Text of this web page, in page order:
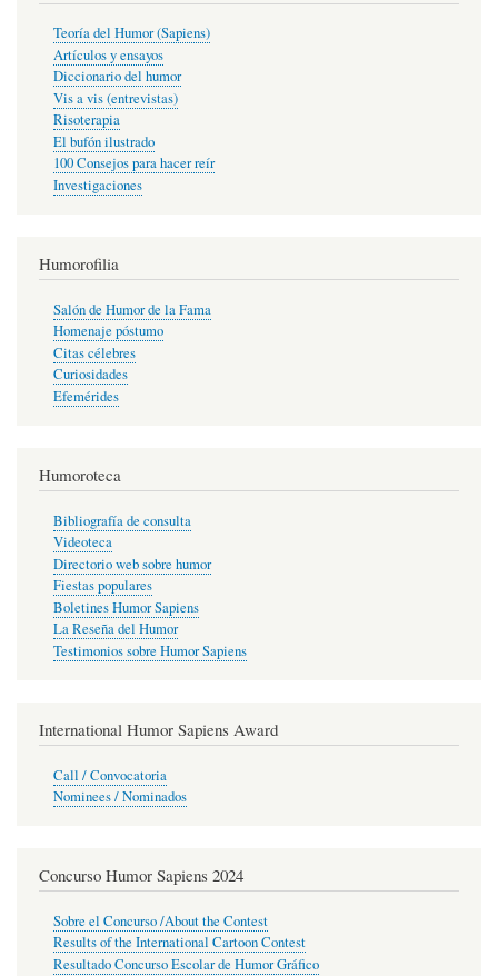
Teoría del Humor (Sapiens)
Artículos y ensayos
Diccionario del humor
Vis a vis (entrevistas)
Risoterapia
El bufón ilustrado
100 Consejos para hacer reír
Investigaciones
Humorofilia
Salón de Humor de la Fama
Homenaje póstumo
Citas célebres
Curiosidades
Efemérides
Humoroteca
Bibliografía de consulta
Videoteca
Directorio web sobre humor
Fiestas populares
Boletines Humor Sapiens
La Reseña del Humor
Testimonios sobre Humor Sapiens
International Humor Sapiens Award
Call / Convocatoria
Nominees / Nominados
Concurso Humor Sapiens 2024
Sobre el Concurso /About the Contest
Results of the International Cartoon Contest
Resultado Concurso Escolar de Humor Gráfico